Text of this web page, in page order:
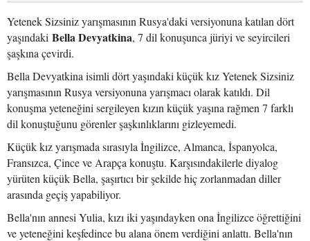
Yetenek Sizsiniz yarışmasının Rusya'daki versiyonuna katılan dört
yaşındaki Bella Devyatkina, 7 dil konuşunca jüriyi ve seyircileri
şaşkına çevirdi.
Bella Devyatkina isimli dört yaşındaki küçük kız Yetenek Sizsiniz
yarışmasının Rusya versiyonuna yarışmacı olarak katıldı. Dil
konuşma yeteneğini sergileyen kızın küçük yaşına rağmen 7 farklı
dil konuştuğunu görenler şaşkınlıklarını gizleyemedi.
Küçük kız yarışmada sırasıyla İngilizce, Almanca, İspanyolca,
Fransızca, Çince ve Arapça konuştu. Karşısındakilerle diyalog
yürüten küçük Bella, şaşırtıcı bir şekilde hiç zorlanmadan diller
arasında geçiş yapabiliyor.
Bella'nın annesi Yulia, kızı iki yaşındayken ona İngilizce öğrettiğini
ve yeteneğini keşfedince bu alana önem verdiğini anlattı. Bella'nın